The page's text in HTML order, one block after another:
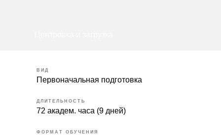
Первоначальная подготовка
ВИД
ФОРМАТ ОБУЧЕНИЯ
ДЛИТЕЛЬНОСТЬ
72 академ. часа (9 дней)